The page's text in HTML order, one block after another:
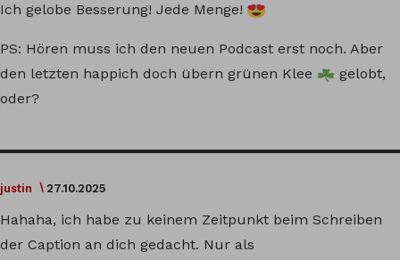
Ich gelobe Besserung! Jede Menge!
PS: Hören muss ich den neuen Podcast erst noch. Aber
den letzten happich doch übern grünen Klee
gelobt,
oder?
justin 27.10.2025
Hahaha, ich habe zu keinem Zeitpunkt beim Schreiben
der Caption an dich gedacht. Nur als